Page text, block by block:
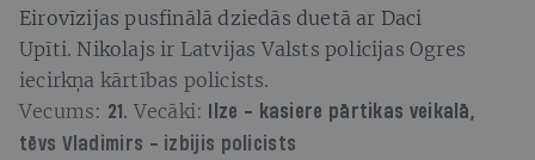
Eirovīzijas pusfinālā dziedās duetā ar Daci
Upīti. Nikolajs ir Latvijas Valsts policijas Ogres
iecirkņa kārtības policists.
Vecums: 21. Vecāki:
Ilze - kasiere pārtikas veikalā,
tēvs Vladimirs - izbijis policists